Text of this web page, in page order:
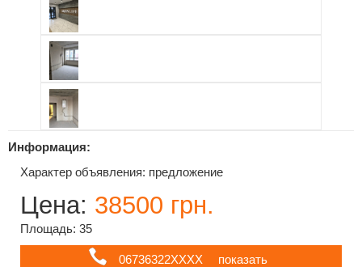
Информация:
Характер объявления: предложение
Цена: 38500 грн.
Площадь: 35
06736322ХХХХ показать